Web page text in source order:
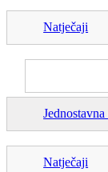
Natječaji
Natječaji